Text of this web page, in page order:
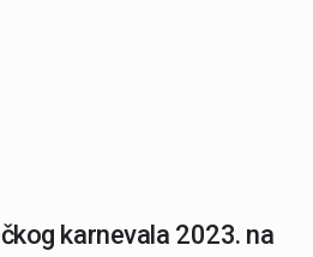
karnevala 2023. na